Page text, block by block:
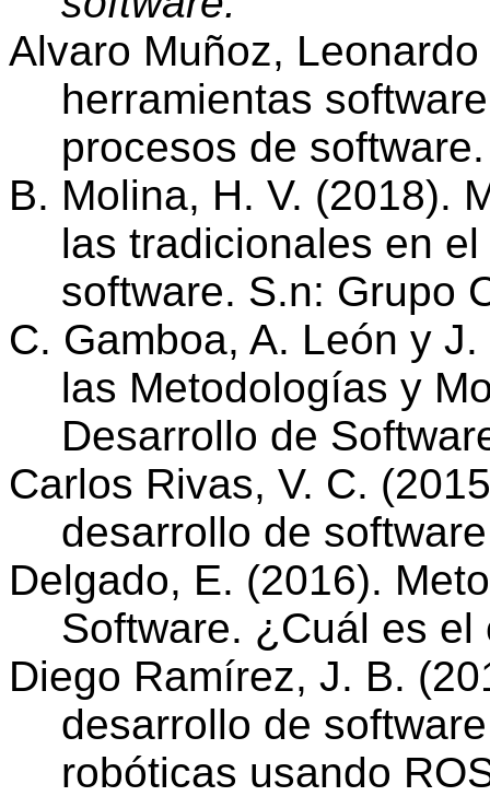
Alvaro Muñoz,
herramientas
procesos de
B. Molina, H. V. (2018).
las tradicionales en
software. S.n: Grupo
C. Gamboa, A. León y
las Metodologías y
Desarrollo de
Carlos Rivas, V. C.
desarrollo de
Delgado, E. (2016).
Software. ¿Cuál es
Diego Ramírez, J. B.
desarrollo de
robóticas usando